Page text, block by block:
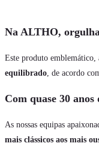
Na ALTHO,
Este produto emblemático,
equilibrado, de acordo
Com quase 30
As nossas equipas
mais clássicos aos mais